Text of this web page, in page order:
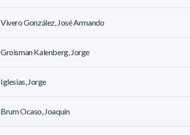
Vivero González, José Armando
Groisman Kalenberg, Jorge
Iglesias, Jorge
Brum Ocaso, Joaquín